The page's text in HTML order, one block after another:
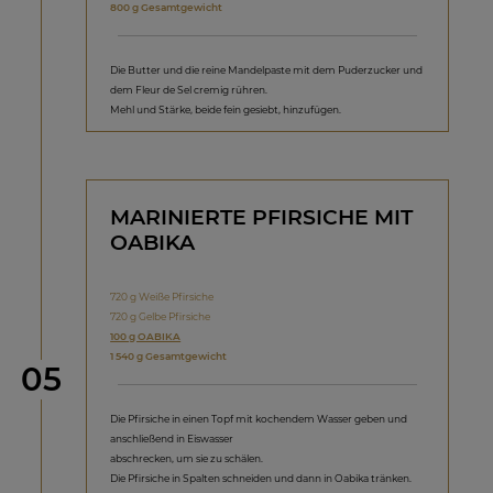
800 g Gesamtgewicht
Die Butter und die reine Mandelpaste mit dem Puderzucker und
dem Fleur de Sel cremig rühren.
Mehl und Stärke, beide fein gesiebt, hinzufügen.
Schritt
05
MARINIERTE PFIRSICHE MIT
OABIKA
720 g Weiße Pfirsiche
720 g Gelbe Pfirsiche
100 g OABIKA
1 540 g Gesamtgewicht
Die Pfirsiche in einen Topf mit kochendem Wasser geben und
anschließend in Eiswasser
abschrecken, um sie zu schälen.
Die Pfirsiche in Spalten schneiden und dann in Oabika tränken.